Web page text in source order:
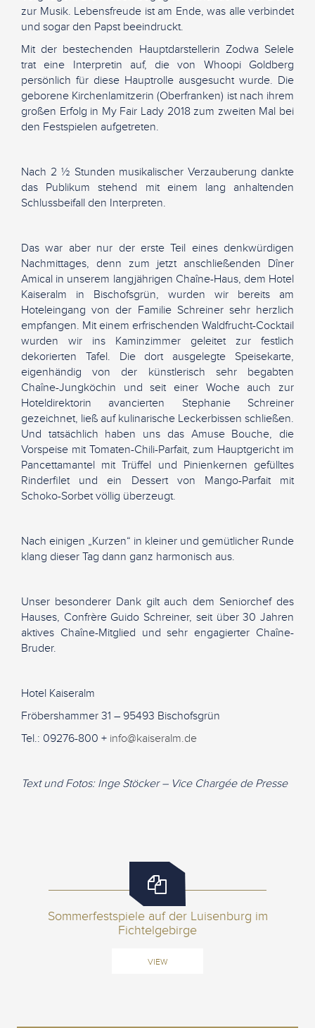
zur Musik. Lebensfreude ist am Ende, was alle verbindet
und sogar den Papst beeindruckt.
Mit der bestechenden Hauptdarstellerin Zodwa Selele
trat eine Interpretin auf, die von Whoopi Goldberg
persönlich für diese Hauptrolle ausgesucht wurde. Die
geborene Kirchenlamitzerin (Oberfranken) ist nach ihrem
großen Erfolg in My Fair Lady 2018 zum zweiten Mal bei
den Festspielen aufgetreten.
Nach 2 ½ Stunden musikalischer Verzauberung dankte
das Publikum stehend mit einem lang anhaltenden
Schlussbeifall den Interpreten.
Das war aber nur der erste Teil eines denkwürdigen
Nachmittages, denn zum jetzt anschließenden Dîner
Amical in unserem langjährigen Chaîne-Haus, dem Hotel
Kaiseralm in Bischofsgrün, wurden wir bereits am
Hoteleingang von der Familie Schreiner sehr herzlich
empfangen. Mit einem erfrischenden Waldfrucht-Cocktail
wurden wir ins Kaminzimmer geleitet zur festlich
dekorierten Tafel. Die dort ausgelegte Speisekarte,
eigenhändig von der künstlerisch sehr begabten
Chaîne-Jungköchin und seit einer Woche auch zur
Hoteldirektorin avancierten Stephanie Schreiner
gezeichnet, ließ auf kulinarische Leckerbissen schließen.
Und tatsächlich haben uns das Amuse Bouche, die
Vorspeise mit Tomaten-Chili-Parfait, zum Hauptgericht im
Pancettamantel mit Trüffel und Pinienkernen gefülltes
Rinderfilet und ein Dessert von Mango-Parfait mit
Schoko-Sorbet völlig überzeugt.
Nach einigen „Kurzen“ in kleiner und gemütlicher Runde
klang dieser Tag dann ganz harmonisch aus.
Unser besonderer Dank gilt auch dem Seniorchef des
Hauses, Confrère Guido Schreiner, seit über 30 Jahren
aktives Chaîne-Mitglied und sehr engagierter Chaîne-
Bruder.
Hotel Kaiseralm
Fröbershammer 31 – 95493 Bischofsgrün
Tel.: 09276-800 + info@kaiseralm.de
Text und Fotos: Inge Stöcker – Vice Chargée de Presse
Sommerfestspiele auf der Luisenburg im
Fichtelgebirge
VIEW